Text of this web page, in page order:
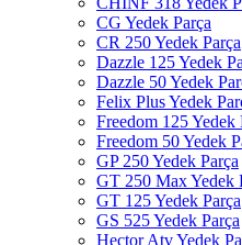
CG Yedek Parça
CR 250 Yedek Parça
Dazzle 125 Yedek
Dazzle 50 Yedek
Felix Plus Yedek
Freedom 125 Yedek
Freedom 50 Yedek
GP 250 Yedek Parça
GT 250 Max Yedek
GT 125 Yedek Parça
GS 525 Yedek Parça
Hector Atv Yedek